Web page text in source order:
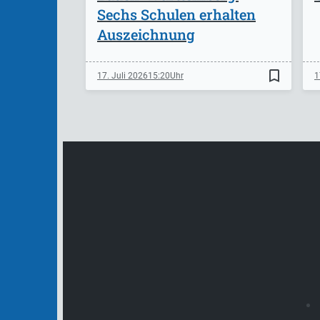
Sechs Schulen erhalten
Auszeichnung
17. Juli 202615:20 bookmark_border